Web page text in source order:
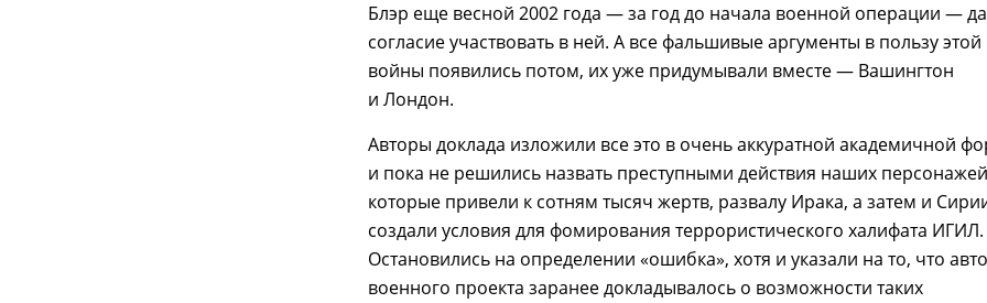
Блэр еще весной 2002 года — за год до начала военной операции —
согласие участвовать в ней. А все фальшивые аргументы в пользу этой
войны появились потом, их уже придумывали вместе — Вашингтон
и Лондон.
Авторы доклада изложили все это в очень аккуратной академичной
и пока не решились назвать преступными действия наших
которые привели к сотням тысяч жертв, развалу Ирака, а затем и
создали условия для фомирования террористического халифата ИГИЛ.
Остановились на определении «ошибка», хотя и указали на то, что
военного проекта заранее докладывалось о возможности таких